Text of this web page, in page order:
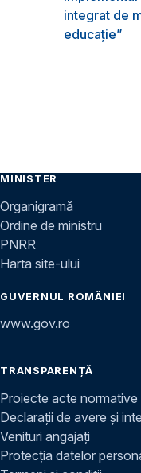
integrat de
educație”
MINISTER
Organigramă
Ordine de ministru
PNRR
Harta site-ului
GUVERNUL ROMÂNIEI
www.gov.ro
TRANSPARENȚĂ
Proiecte acte normative
Declarații de avere și
Venituri angajați
Protecția datelor